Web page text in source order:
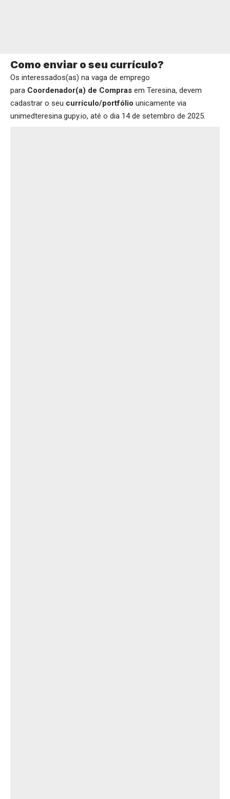
Como enviar o seu currículo?
Os interessados(as) na vaga de emprego
para Coordenador(a) de Compras em Teresina, devem
cadastrar o seu currículo/portfólio unicamente via
unimedteresina.gupy.io, até o dia 14 de setembro de 2025.